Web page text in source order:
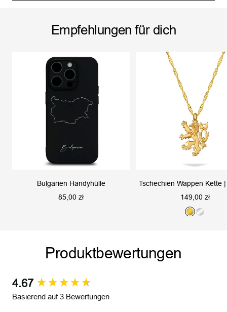
Empfehlungen für dich
Bulgarien Handyhülle
Angebotspreis
85,00 zł
Tschechien Wappen Kette
Angebotspreis
149,00 zł
G S
Produktbewertungen
4.67
Basierend auf 3 Bewertungen
New content loaded